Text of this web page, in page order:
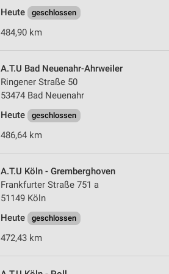
Heute geschlossen
484,90 km
A.T.U Bad Neuenahr-Ahrweiler
Ringener Straße 50
53474 Bad Neuenahr
Heute
geschlossen
486,64 km
A.T.U Köln - Gremberghoven
Frankfurter Straße 751 a
51149 Köln
Heute
geschlossen
472,43 km